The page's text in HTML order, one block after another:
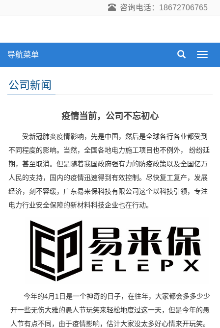
咨询电话：18672706765
导
导航菜单
公司新闻
疫情当前，公司不忘初心
受新冠肺炎疫情影响，先是中国，然后是全球各行各业都受到
不同程度的影响。当然，全国各地电力施工项目也不例外， 纷纷延
期，甚至取消。但是随着我国政府强有力的防疫政策以及全国亿万
人民的支持，国内的疫情迅速得到有效控制。尽快复工复产，发展
经济，刻不容缓，广东易来保科技有限公司这个以科技引领，专注
电力行业安全保障的新材料科技企业也在行动。
今年的4月1日是一个神奇的日子，在往年，大家都会多多少少
开一些无伤大雅的愚人节玩笑来轻松地度过这一天，但是今年的愚
人节有点不同，由于疫情影响，估计大家没太多好心情来开玩笑。